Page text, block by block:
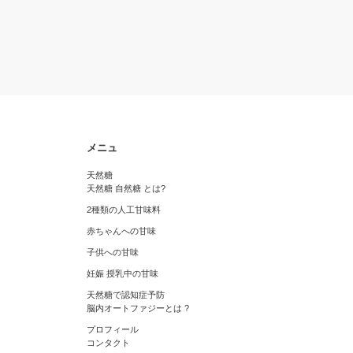
メニュ
天然糖
天然糖 自然糖 とは?
2種類の人工甘味料
赤ちゃんへの甘味
子供への甘味
妊娠 授乳中の甘味
天然糖で認知症予防
脳内オートファジーとは ?
プロフィール
コンタクト